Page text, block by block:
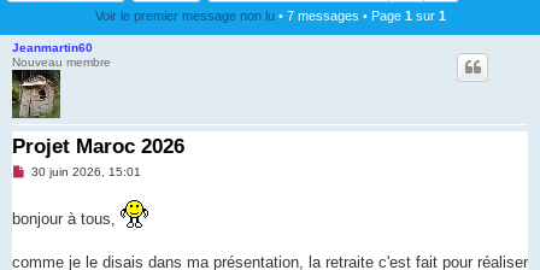
Voir le premier message non lu• 7 messages • Page 1sur 1
Jeanmartin60
Nouveau membre
Projet Maroc 2026
M
s
a
e
30 juin 2026, 15:01
bonjour à tous,
comme je le disais dans ma présentation, la retraite c'est fait pour réaliser